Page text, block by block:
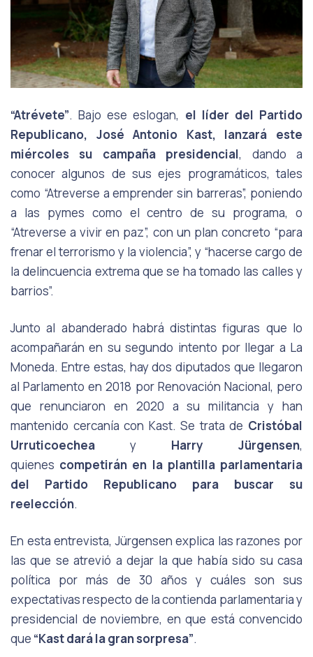
“Atrévete”. Bajo ese eslogan, el líder del Partido
Republicano, José Antonio Kast, lanzará este
miércoles su campaña presidencial, dando a
conocer algunos de sus ejes programáticos, tales
como “Atreverse a emprender sin barreras”, poniendo
a las pymes como el centro de su programa, o
“Atreverse a vivir en paz”, con un plan concreto “para
frenar el terrorismo y la violencia”, y “hacerse cargo de
la delincuencia extrema que se ha tomado las calles y
barrios”.
Junto al abanderado habrá distintas figuras que lo
acompañarán en su segundo intento por llegar a La
Moneda. Entre estas, hay dos diputados que llegaron
al Parlamento en 2018 por Renovación Nacional, pero
que renunciaron en 2020 a su militancia y han
mantenido cercanía con Kast. Se trata de Cristóbal
Urruticoechea y Harry Jürgensen,
quienes competirán en la plantilla parlamentaria
del Partido Republicano para buscar su
reelección.
En esta entrevista, Jürgensen explica las razones por
las que se atrevió a dejar la que había sido su casa
política por más de 30 años y cuáles son sus
expectativas respecto de la contienda parlamentaria y
presidencial de noviembre, en que está convencido
que “Kast dará la gran sorpresa”.